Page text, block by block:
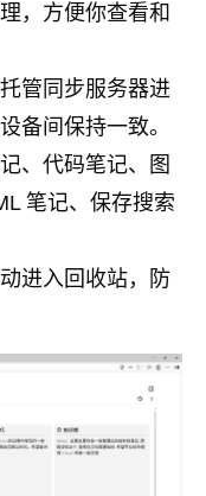
，方便你查看和
管同步服务器进
备间保持一致。
、代码笔记、图
笔记、保存搜索
进入回收站，防